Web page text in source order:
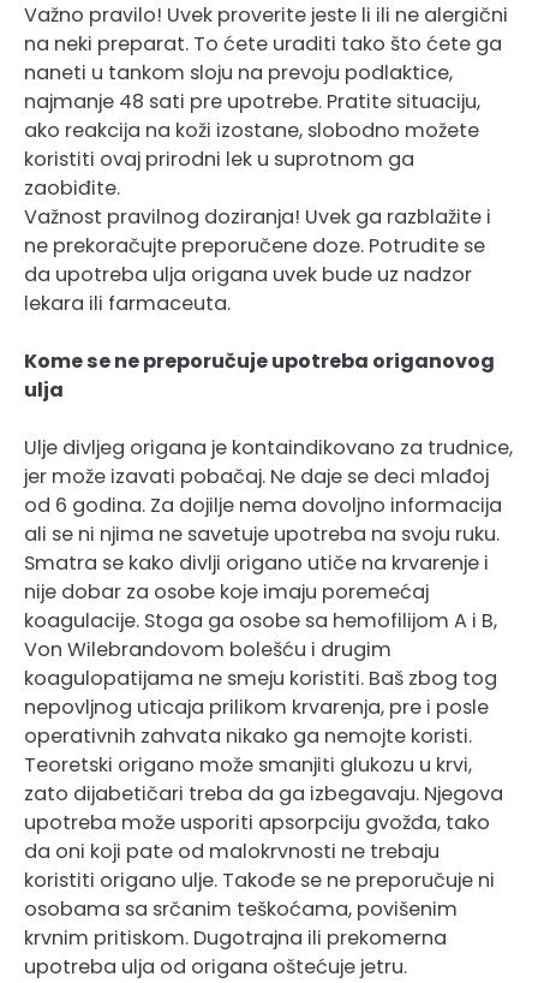
Važno pravilo! Uvek proverite jeste li ili ne alergični
na neki preparat. To ćete uraditi tako što ćete ga
naneti u tankom sloju na prevoju podlaktice,
najmanje 48 sati pre upotrebe. Pratite situaciju,
ako reakcija na koži izostane, slobodno možete
koristiti ovaj prirodni lek u suprotnom ga
zaobiđite.
Važnost pravilnog doziranja! Uvek ga razblažite i
ne prekoračujte preporučene doze. Potrudite se
da upotreba ulja origana uvek bude uz nadzor
lekara ili farmaceuta.
Kome se ne preporučuje upotreba origanovog
ulja
Ulje divljeg origana je kontaindikovano za trudnice,
jer može izavati pobačaj. Ne daje se deci mlađoj
od 6 godina. Za dojilje nema dovoljno informacija
ali se ni njima ne savetuje upotreba na svoju ruku.
Smatra se kako divlji origano utiče na krvarenje i
nije dobar za osobe koje imaju poremećaj
koagulacije. Stoga ga osobe sa hemofilijom A i B,
Von Wilebrandovom bolešću i drugim
koagulopatijama ne smeju koristiti. Baš zbog tog
nepovljnog uticaja prilikom krvarenja, pre i posle
operativnih zahvata nikako ga nemojte koristi.
Teoretski origano može smanjiti glukozu u krvi,
zato dijabetičari treba da ga izbegavaju. Njegova
upotreba može usporiti apsorpciju gvožđa, tako
da oni koji pate od malokrvnosti ne trebaju
koristiti origano ulje. Takođe se ne preporučuje ni
osobama sa srčanim teškoćama, povišenim
krvnim pritiskom. Dugotrajna ili prekomerna
upotreba ulja od origana oštećuje jetru.